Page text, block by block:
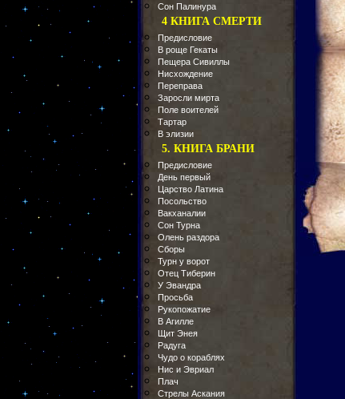
Сон Палинура
4 КНИГА СМЕРТИ
Предисловие
В роще Гекаты
Пещера Сивиллы
Нисхождение
Переправа
Заросли мирта
Поле воителей
Тартар
В элизии
5. КНИГА БРАНИ
Предисловие
День первый
Царство Латина
Посольство
Вакханалии
Сон Турна
Олень раздора
Сборы
Турн у ворот
Отец Тиберин
У Эвандра
Просьба
Рукопожатие
В Агилле
Щит Энея
Радуга
Чудо о кораблях
Нис и Эвриал
Плач
Стрелы Аскания